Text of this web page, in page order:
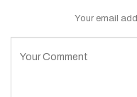
Your email